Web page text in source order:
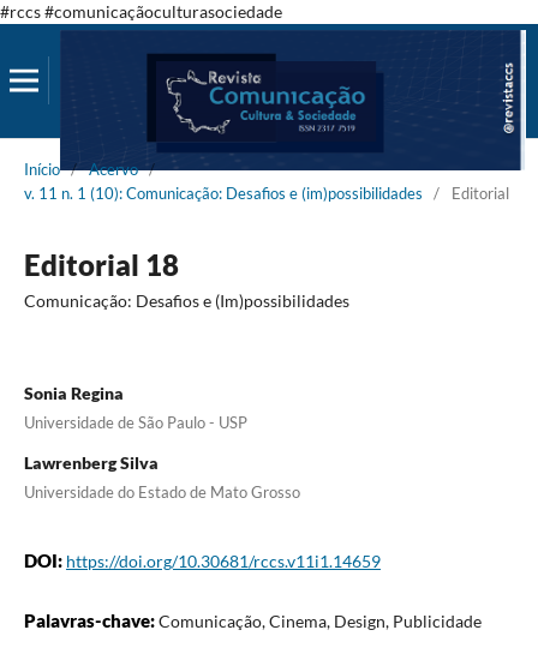
#rccs #comunicaçãoculturasociedade
Início / Acervo /
v. 11 n. 1 (10): Comunicação: Desafios e (im)possibilidades
/ Editorial
Editorial 18
Comunicação: Desafios e (Im)possibilidades
Sonia Regina
Universidade de São Paulo - USP
Lawrenberg Silva
Universidade do Estado de Mato Grosso
DOI: https://doi.org/10.30681/rccs.v11i1.14659
Palavras-chave:Comunicação, Cinema, Design, Publicidade